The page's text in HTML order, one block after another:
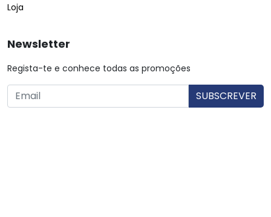
Loja
Newsletter
Regista-te e conhece todas as promoções